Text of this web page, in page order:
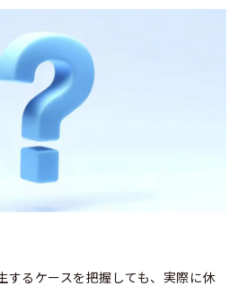
するケースを把握しても、実際に休